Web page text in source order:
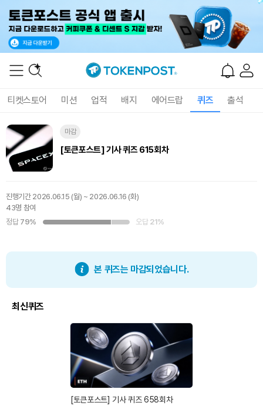
티켓스토어 미션 업적 배지 에어드랍 퀴즈 출석
마감
[토큰포스트] 기사 퀴즈 615회차
진행기간 2026.06.15 (월) ~ 2026.06.16 (화)
43명 참여
정답 79% 오답 21%
본 퀴즈는 마감되었습니다.
최신퀴즈
[토큰포스트] 기사 퀴즈 658회차